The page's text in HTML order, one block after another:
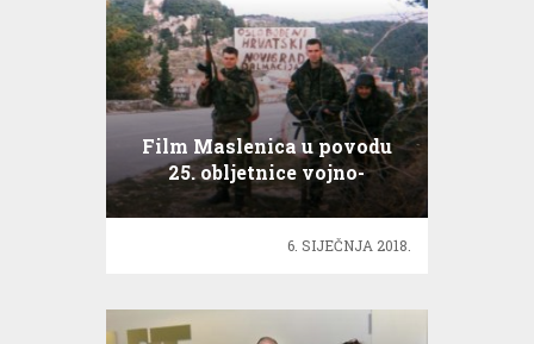
Film Maslenica u povodu
25. obljetnice vojno-
redarstvene operacije
6. SIJEČNJA 2018.